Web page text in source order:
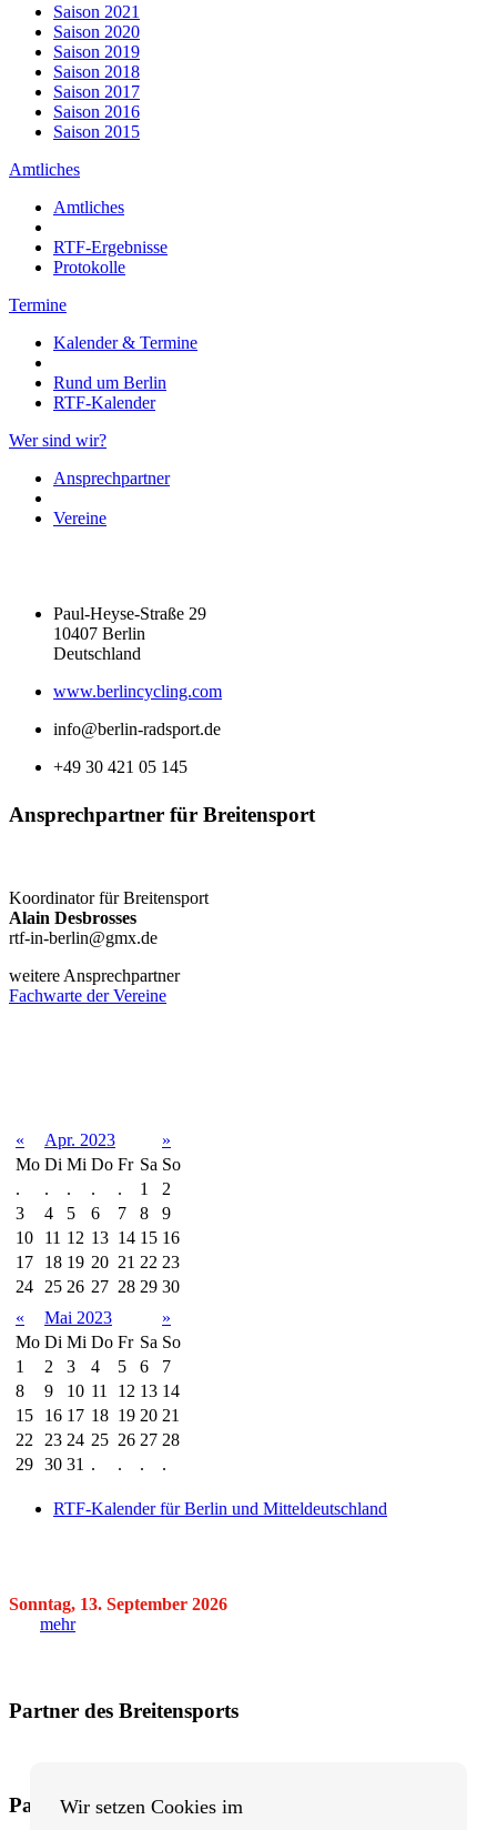
Wir setzen Cookies im
Saison 2021
Saison 2020
Saison 2019
Saison 2018
Saison 2017
Saison 2016
Saison 2015
Amtliches
Amtliches
RTF-Ergebnisse
Protokolle
Termine
Kalender & Termine
Rund um Berlin
RTF-Kalender
Wer sind wir?
Ansprechpartner
Vereine
Paul-Heyse-Straße 29
10407 Berlin
Deutschland
www.berlincycling.com
info@berlin-radsport.de
+49 30 421 05 145
Ansprechpartner für Breitensport
Koordinator für Breitensport
Alain Desbrosses
rtf-in-berlin@gmx.de
weitere Ansprechpartner
Fachwarte der Vereine
« Apr. 2023
»
Mo Di Mi Do Fr Sa So
.
. . . . 1
2
3
4 5 6 7 8
9
10
11 12 13 14 15 16
17
18 19 20 21 22 23
24
25 26 27 28 29 30
«
Mai 2023
»
Mo Di Mi Do Fr Sa So
1
2 3 4 5 6
7
8
9 10 11 12 13 14
15
16 17 18 19 20 21
22
23 24 25 26 27 28
29 30 31 . . . .
RTF-Kalender für Berlin und Mitteldeutschland
Sonntag, 13. September 2026
mehr
Partner des Breitensports
Partner von BRV-Breitensport.de